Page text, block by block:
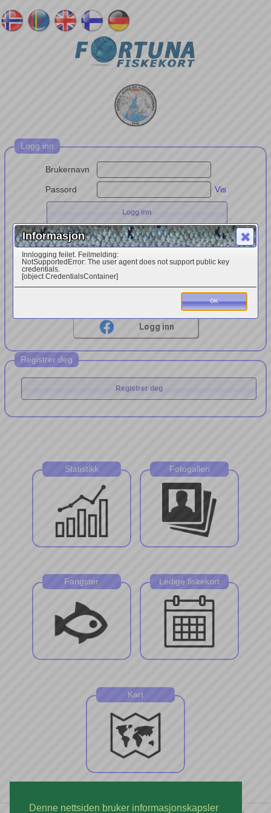
Denne nettsiden bruker informasjonskapsler
Logg inn
Brukernavn
Passord Vis
Glemt brukernavn/passord
- eller -
Logg inn
Registrer deg
Registrer deg
Statistikk Fotogalleri
Fangster Ledige fiskekort
Kart
Informasjon
Innlogging feilet. Feilmelding:
NotSupportedError: The user agent does not support public key
credentials.
[object CredentialsContainer]
OK